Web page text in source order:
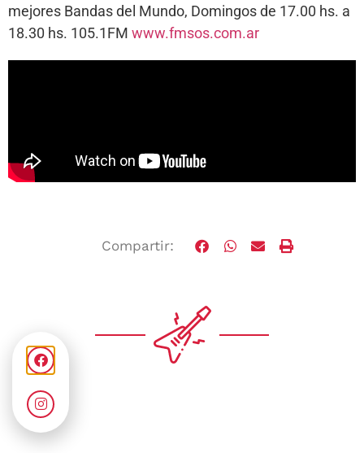
mejores Bandas del Mundo, Domingos de 17.00 hs. a
18.30 hs. 105.1FM www.fmsos.com.ar
Compartir: